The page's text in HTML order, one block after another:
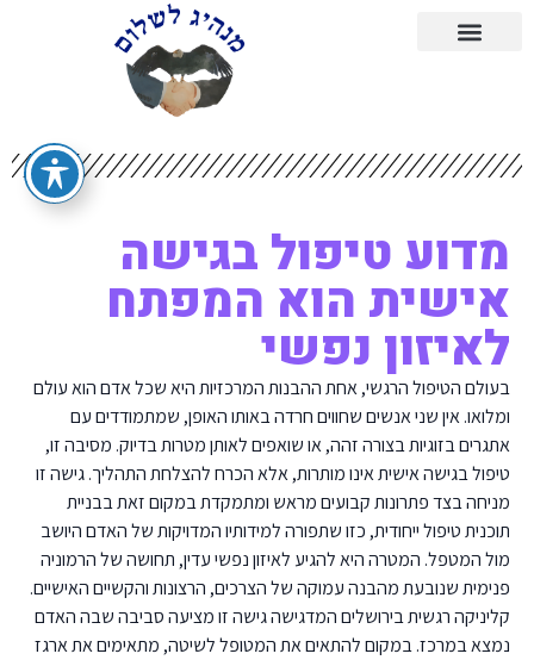
מדוע טיפול בגישה
אישית הוא המפתח
לאיזון נפשי
בעולם הטיפול הרגשי, אחת ההבנות המרכזיות היא שכל אדם הוא עולם
ומלואו. אין שני אנשים שחווים חרדה באותו האופן, שמתמודדים עם
אתגרים בזוגיות בצורה זהה, או שואפים לאותן מטרות בדיוק. מסיבה זו,
טיפול בגישה אישית אינו מותרות, אלא הכרח להצלחת התהליך. גישה זו
מניחה בצד פתרונות קבועים מראש ומתמקדת במקום זאת בבניית
תוכנית טיפול ייחודית, כזו שתפורה למידותיו המדויקות של האדם היושב
מול המטפל. המטרה היא להגיע לאיזון נפשי עדין, תחושה של הרמוניה
פנימית שנובעת מהבנה עמוקה של הצרכים, הרצונות והקשיים האישיים.
קליניקה רגשית בירושלים המדגישה גישה זו מציעה סביבה שבה האדם
נמצא במרכז. במקום להתאים את המטופל לשיטה, מתאימים את ארגז